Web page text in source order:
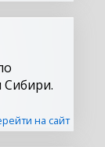
Сибири.
на сайт